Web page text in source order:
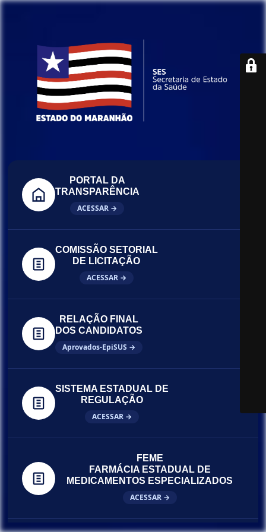
PORTAL DA
TRANSPARÊNCIA
ACESSAR →
COMISSÃO SETORIAL
DE LICITAÇÃO
ACESSAR →
RELAÇÃO FINAL
DOS CANDIDATOS
Aprovados-EpiSUS →
SISTEMA ESTADUAL DE
REGULAÇÃO
ACESSAR →
FEME
FARMÁCIA ESTADUAL DE
MEDICAMENTOS ESPECIALIZADOS
ACESSAR →